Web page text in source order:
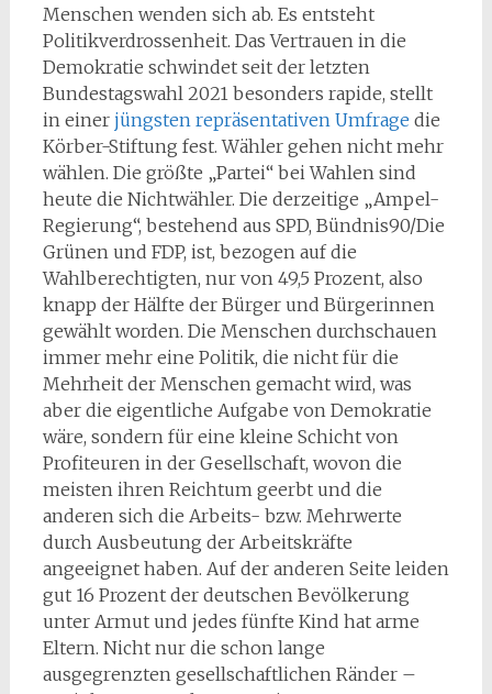
Menschen wenden sich ab. Es entsteht
Politikverdrossenheit. Das Vertrauen in die
Demokratie schwindet seit der letzten
Bundestagswahl 2021 besonders rapide, stellt
in einer jüngsten repräsentativen Umfrage die
Körber-Stiftung fest. Wähler gehen nicht mehr
wählen. Die größte „Partei“ bei Wahlen sind
heute die Nichtwähler. Die derzeitige „Ampel-
Regierung“, bestehend aus SPD, Bündnis90/Die
Grünen und FDP, ist, bezogen auf die
Wahlberechtigten, nur von 49,5 Prozent, also
knapp der Hälfte der Bürger und Bürgerinnen
gewählt worden. Die Menschen durchschauen
immer mehr eine Politik, die nicht für die
Mehrheit der Menschen gemacht wird, was
aber die eigentliche Aufgabe von Demokratie
wäre, sondern für eine kleine Schicht von
Profiteuren in der Gesellschaft, wovon die
meisten ihren Reichtum geerbt und die
anderen sich die Arbeits- bzw. Mehrwerte
durch Ausbeutung der Arbeitskräfte
angeeignet haben. Auf der anderen Seite leiden
gut 16 Prozent der deutschen Bevölkerung
unter Armut und jedes fünfte Kind hat arme
Eltern. Nicht nur die schon lange
ausgegrenzten gesellschaftlichen Ränder –